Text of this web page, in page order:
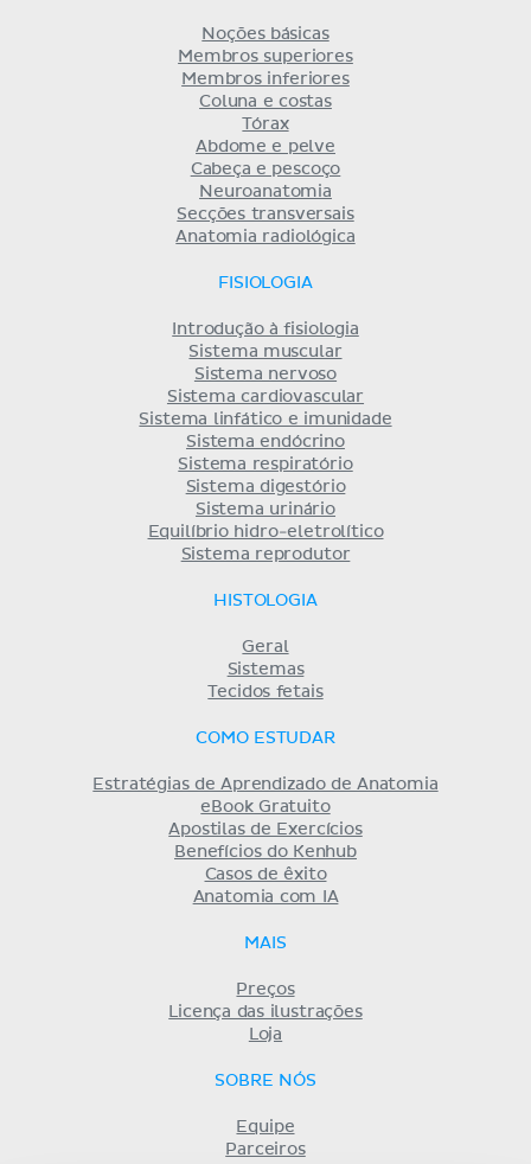
Noções básicas
Membros superiores
Membros inferiores
Coluna e costas
Tórax
Abdome e pelve
Cabeça e pescoço
Neuroanatomia
Secções transversais
Anatomia radiológica
FISIOLOGIA
Introdução à fisiologia
Sistema muscular
Sistema nervoso
Sistema cardiovascular
Sistema linfático e imunidade
Sistema endócrino
Sistema respiratório
Sistema digestório
Sistema urinário
Equilíbrio hidro-eletrolítico
Sistema reprodutor
HISTOLOGIA
Geral
Sistemas
Tecidos fetais
COMO ESTUDAR
Estratégias de Aprendizado de Anatomia
eBook Gratuito
Apostilas de Exercícios
Benefícios do Kenhub
Casos de êxito
Anatomia com IA
MAIS
Preços
Licença das ilustrações
Loja
SOBRE NÓS
Equipe
Parceiros